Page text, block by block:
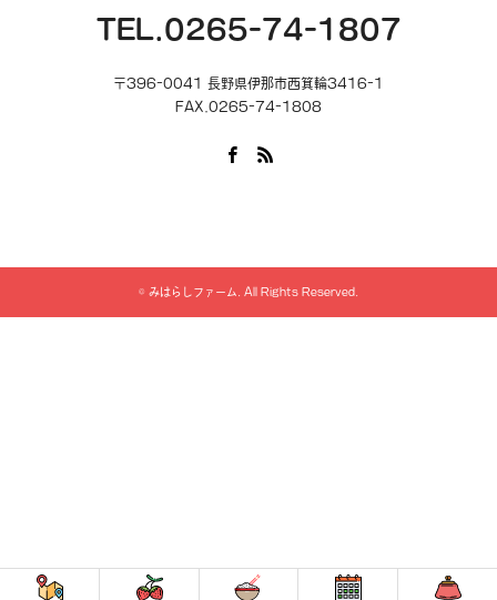
TEL.0265-74-1807
〒396-0041 長野県伊那市西箕輪3416-1
FAX.0265-74-1808
© みはらしファーム . All Rights Reserved.